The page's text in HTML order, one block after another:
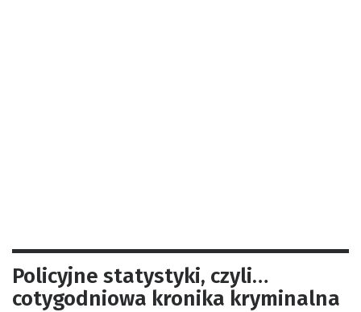
Policyjne statystyki, czyli…
cotygodniowa kronika kryminalna